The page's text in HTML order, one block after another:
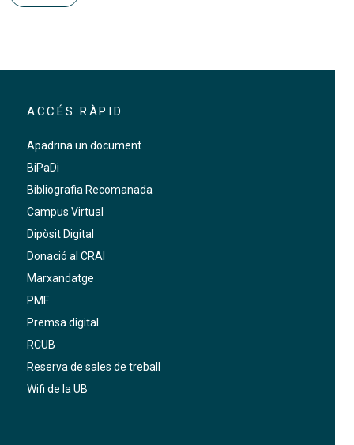
ACCÉS RÀPID
Apadrina un document
BiPaDi
Bibliografia Recomanada
Campus Virtual
Dipòsit Digital
Donació al CRAI
Marxandatge
PMF
Premsa digital
RCUB
Reserva de sales de treball
Wifi de la UB